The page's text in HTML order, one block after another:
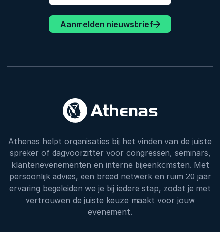
Aanmelden nieuwsbrief
Athenas helpt organisaties bij het vinden van de juiste
spreker of dagvoorzitter voor congressen, seminars,
klantenevenementen en interne bijeenkomsten. Met
persoonlijk advies, een breed netwerk en ruim 20 jaar
ervaring begeleiden we je bij iedere stap, zodat je met
vertrouwen de juiste keuze maakt voor jouw
evenement.